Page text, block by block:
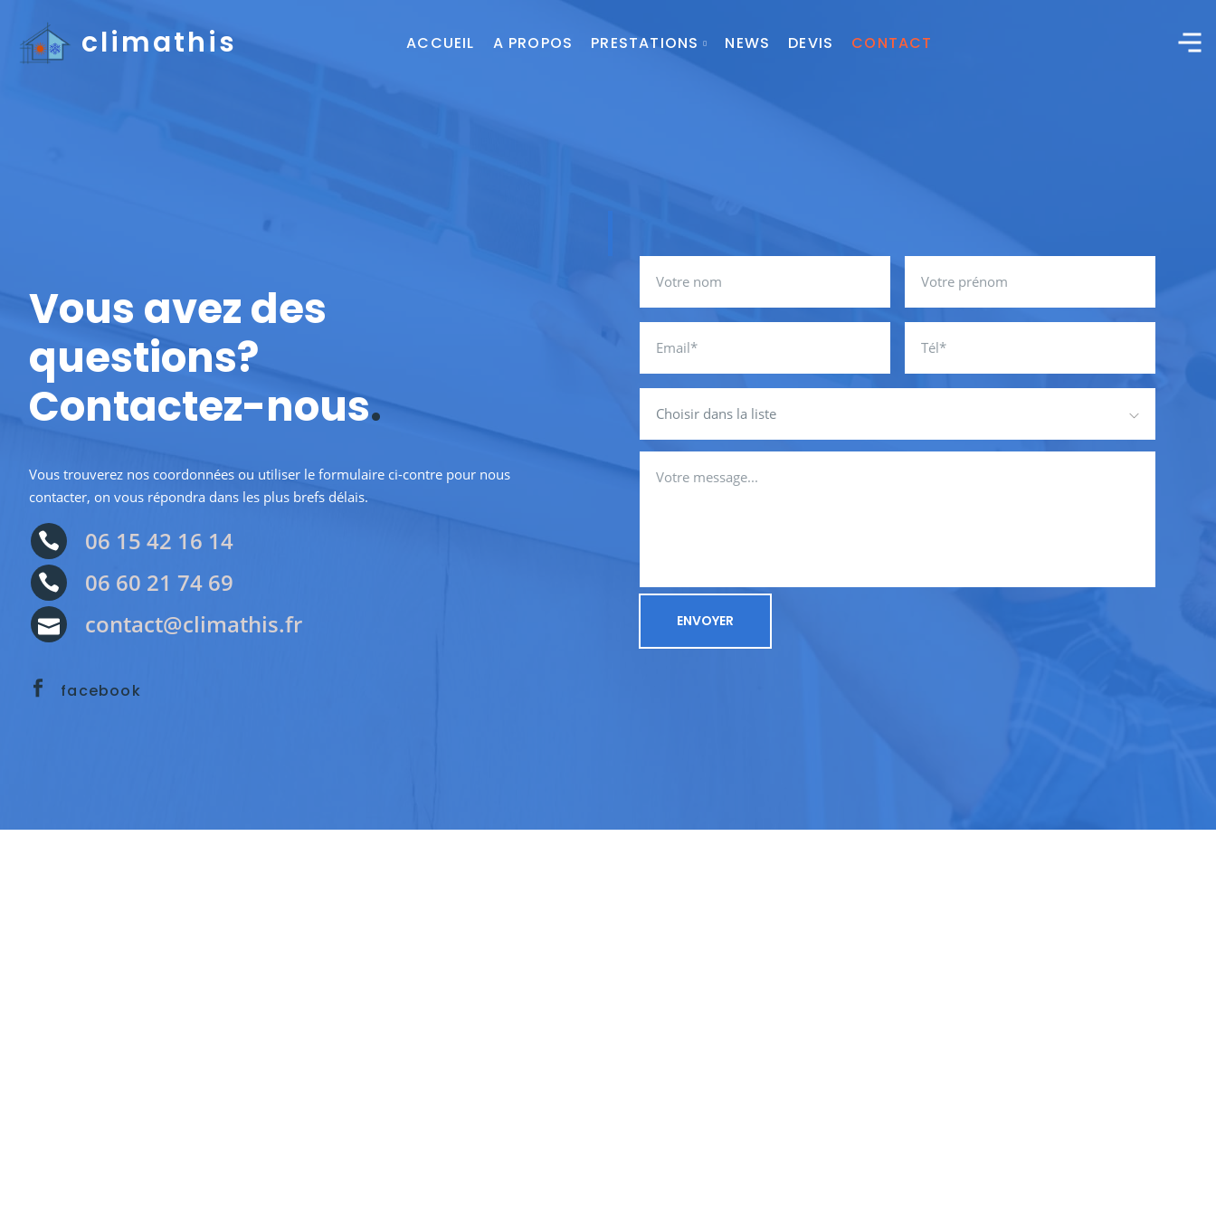
climathis ACCUEIL A PROPOS PRESTATIONS NEWS DEVIS CONTACT
Vous avez des
questions?
Contactez-nous.
Vous trouverez nos coordonnées ou utiliser le formulaire ci-contre pour nous
contacter, on vous répondra dans les plus brefs délais.
06 15 42 16 14
06 60 21 74 69
contact@climathis.fr
facebook